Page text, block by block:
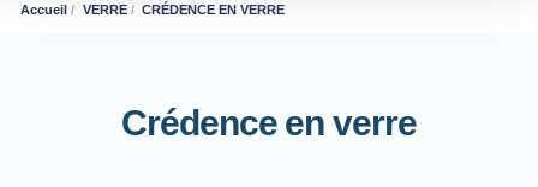
Accueil VERRE CRÉDENCE EN VERRE
Crédence en verre